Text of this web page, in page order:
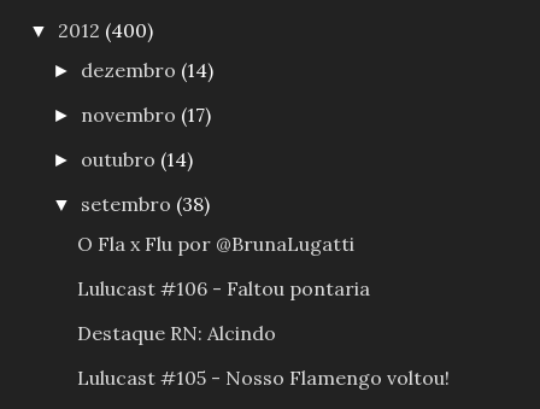
▼ 2012 (400)
► dezembro (14)
► novembro (17)
► outubro (14)
▼ setembro (38)
O Fla x Flu por @BrunaLugatti
Lulucast #106 - Faltou pontaria
Destaque RN: Alcindo
Lulucast #105 - Nosso Flamengo voltou!